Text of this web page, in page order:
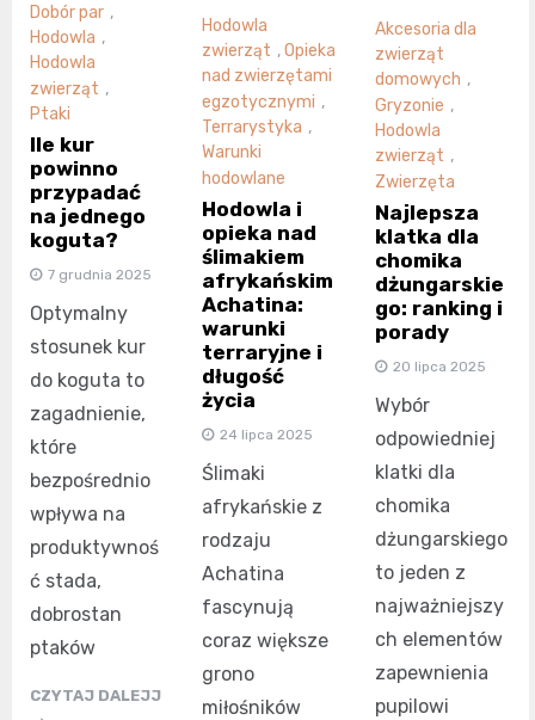
Dobór par ,
Hodowla ,
Hodowla
zwierząt ,
Ptaki
Ile kur
powinno
przypadać
na jednego
koguta?
7 grudnia 2025
Optymalny
stosunek kur
do koguta to
zagadnienie,
które
bezpośrednio
wpływa na
produktywnoś
ć stada,
dobrostan
ptaków
CZYTAJ DALEJJ
Hodowla
zwierząt ,Opieka
nad zwierzętami
egzotycznymi ,
Terrarystyka ,
Warunki
hodowlane
Hodowla i
opieka nad
ślimakiem
afrykańskim
Achatina:
warunki
terraryjne i
długość
życia
24 lipca 2025
Ślimaki
afrykańskie z
rodzaju
Achatina
fascynują
coraz większe
grono
miłośników
Akcesoria dla
zwierząt
domowych ,
Gryzonie ,
Hodowla
zwierząt ,
Zwierzęta
Najlepsza
klatka dla
chomika
dżungarskie
go: ranking i
porady
20 lipca 2025
Wybór
odpowiedniej
klatki dla
chomika
dżungarskiego
to jeden z
najważniejszy
ch elementów
zapewnienia
pupilowi